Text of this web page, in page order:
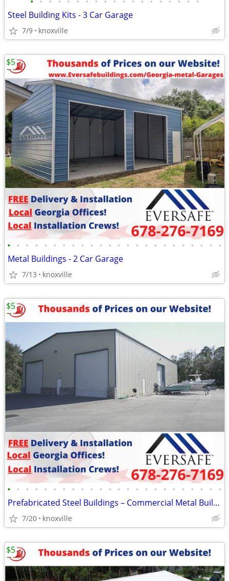
Steel Building Kits - 3 Car Garage
7/9 knoxville
• • • • • • • • • • • • • • • • • • • • • • • •
Metal Buildings - 2 Car Garage
7/13 knoxville
$5
• • • • • • • • • • • • • • • • • • • • • • • •
Prefabricated Steel Buildings – Commercial Metal Buildings
7/20 knoxville
$5
$5